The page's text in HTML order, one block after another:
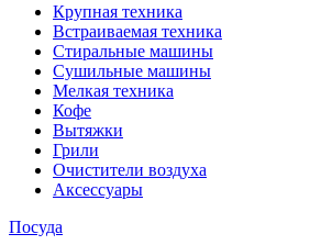
Крупная техника
Встраиваемая техника
Стиральные машины
Сушильные машины
Мелкая техника
Кофе
Вытяжки
Грили
Очистители воздуха
Аксессуары
Посуда